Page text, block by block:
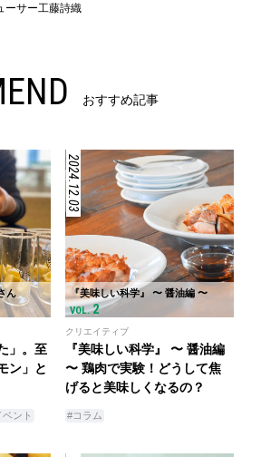
ーサー工藤詩織
おすすめ記事
ん
」。至
ン」と
ベント
2024.12.03
『美味しい科学』 〜 醤油編 〜
VOL.2
クリエイティブ
『美味しい科学』 〜 醤油編
〜 鶏肉で実験！どうして焦
げると美味しくなるの？
#コラム